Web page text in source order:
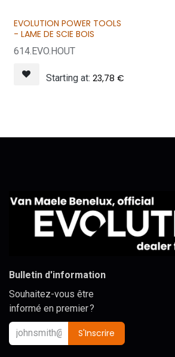
EVOLUTION POWER TOOLS
- LAME DE SCIE BOIS
614.EVO.HOUT
Starting at: 23,78 €
Bulletin d'information
Souhaitez-vous être
informé en premier ?
S'Inscrire